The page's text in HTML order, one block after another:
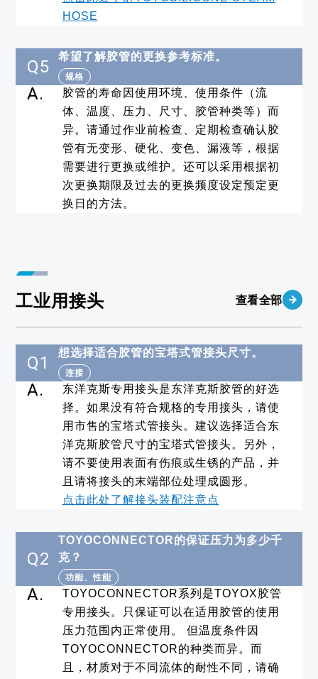
HOSE
Q5
希望了解胶管的更换参考标准。
规格
A.
胶管的寿命因使用环境、使用条件（流
体、温度、压力、尺寸、胶管种类等）而
异。请通过作业前检查、定期检查确认胶
管有无变形、硬化、变色、漏液等，根据
需要进行更换或维护。还可以采用根据初
次更换期限及过去的更换频度设定预定更
换日的方法。
工业用接头 查看全部
Q1
想选择适合胶管的宝塔式管接头尺寸。
连接
A.
东洋克斯专用接头是东洋克斯胶管的好选
择。如果没有符合规格的专用接头，请使
用市售的宝塔式管接头。建议选择适合东
洋克斯胶管尺寸的宝塔式管接头。另外，
请不要使用表面有伤痕或生锈的产品，并
且请将接头的末端部位处理成圆形。
点击此处了解接头装配注意点
Q2
TOYOCONNECTOR的保证压力为多少千
克？
功能、性能
A.
TOYOCONNECTOR系列是TOYOX胶管
专用接头。只保证可以在适用胶管的使用
压力范围内正常使用。 但温度条件因
TOYOCONNECTOR的种类而异。而
且，材质对于不同流体的耐性不同，请确